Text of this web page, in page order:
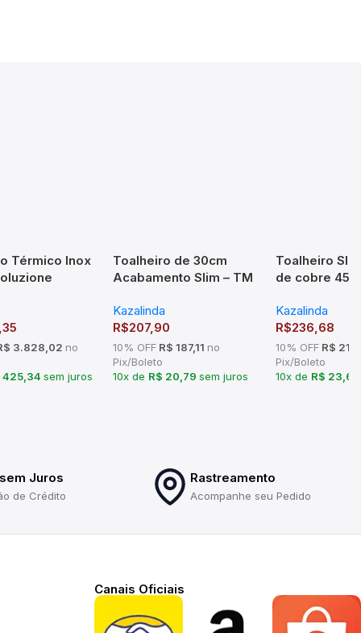
Térmico Inox
3.828,02 no
425,34 sem juros
Toalheiro de 30cm
Acabamento Slim – TM
Kazalinda
R$207,90
10% OFFR$ 187,11 no
Pix/Boleto
10x de R$ 20,79 sem juros
Toalheiro
de cobre
Kazalinda
R$236,68
10% OFFR$
Pix/Boleto
10x de R$ 23,67
Juros
de Crédito
Rastreamento
Acompanhe seu Pedido
Canais Oficiais